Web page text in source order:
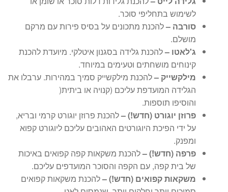
לשימוש בתחליפי סוכר.
סורבה –להכנת מתכונים על בסיס פירות עם מרקם
מושלם.
ג'לאטו –להכנת גלידה בסגנון איטלקי. מיועדת להכנת
קינוחים מושחתים וטעימים במיוחד.
מילקשייק –להכנת מילקשייק סמיך במהירות. ערבלו את
הגלידה המועדפת עליכם (קנויה או ביתית(
והוסיפו תוספות.
פרוזן יוגורט (חדש!) –להכנת פרוזן יוגורט קרמי ובריא,
על ידי הפיכת היוגורטים האהובים עליכם ליוגורט קפוא
ומפנק.
פרפה (חדש!) –להכנת משקאות קפה קפואים באיכות
של בית קפה, עם הקפה והסוכר המועדפים עליכם.
משקאות קפואים (חדש!) –להכנת משקאות קפואים